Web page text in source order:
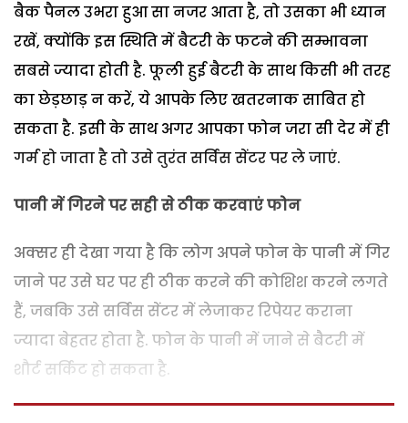
बैक पैनल उभरा हुआ सा नजर आता है, तो उसका भी ध्यान
रखें, क्योंकि इस स्थिति में बैटरी के फटने की सम्भावना
सबसे ज्यादा होती है. फूली हुई बैटरी के साथ किसी भी तरह
का छेड़छाड़ न करें, ये आपके लिए खतरनाक साबित हो
सकता है. इसी के साथ अगर आपका फोन जरा सी देर में ही
गर्म हो जाता है तो उसे तुरंत सर्विस सेंटर पर ले जाएं.
पानी में गिरने पर सही से ठीक करवाएं फोन
अक्सर ही देखा गया है कि लोग अपने फोन के पानी में गिर
जाने पर उसे घर पर ही ठीक करने की कोशिश करने लगते
हैं, जबकि उसे सर्विस सेंटर में लेजाकर रिपेयर कराना
ज्यादा बेहतर होता है. फोन के पानी में जाने से बैटरी में
शौर्ट सर्किट हो सकता है.